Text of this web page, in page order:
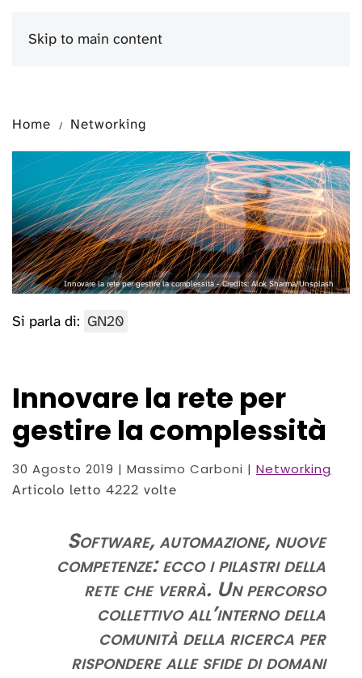
Skip to main content
Home Networking
Innovare la rete per gestire la complessità - Credits: Alok Sharma/Unsplash
Si parla di: GN20
Innovare la rete per
gestire la complessità
30 Agosto 2019 | Massimo Carboni | Networking
Articolo letto 4222 volte
Software, automazione, nuove
competenze: ecco i pilastri della
rete che verrà. Un percorso
collettivo all’interno della
comunità della ricerca per
rispondere alle sfide di domani